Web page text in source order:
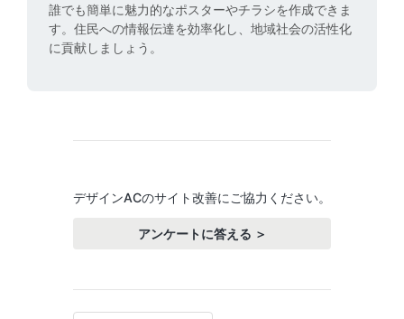
誰でも簡単に魅力的なポスターやチラシを作成できま
す。住民への情報伝達を効率化し、地域社会の活性化
に貢献しましょう。
デザインACのサイト改善にご協力ください。
アンケートに答える ＞